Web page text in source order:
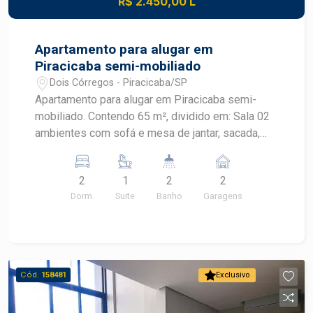
Apartamento para alugar em
Piracicaba semi-mobiliado
Dois Córregos - Piracicaba/SP
Apartamento para alugar em Piracicaba semi-
mobiliado. Contendo 65 m², dividido em: Sala 02
ambientes com sofá e mesa de jantar, sacada,
dormitóriios com armários embutidos, sendo 01
suite com box em vidro blindex, banheiro social
com box em vidro.Aquecimento à gás.Sol da
2
Dorm.
1
Suite
2
Banho
2
Garagens
Exclusivo
Cód. 158481